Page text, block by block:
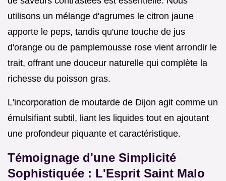
utilisons un mélange d'agrumes le citron jaune
apporte le peps, tandis qu'une touche de jus
d'orange ou de pamplemousse rose vient arrondir le
trait, offrant une douceur naturelle qui complète la
richesse du poisson gras.
L'incorporation de moutarde de Dijon agit comme un
émulsifiant subtil, liant les liquides tout en ajoutant
une profondeur piquante et caractéristique.
Témoignage d'une Simplicité
Sophistiquée : L'Esprit Saint Malo